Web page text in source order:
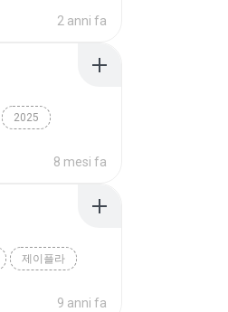
2 anni fa
2025
8 mesi fa
제이플라
9 anni fa